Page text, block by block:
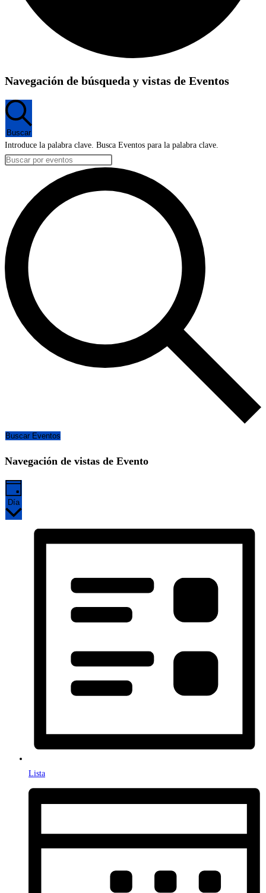
Eventos
en
26
diciembre,
2023
Navegación de búsqueda y vistas de Eventos
Buscar
Introduce la palabra clave. Busca Eventos para la palabra clave.
Buscar Eventos
Navegación de vistas de Evento
Día
Lista